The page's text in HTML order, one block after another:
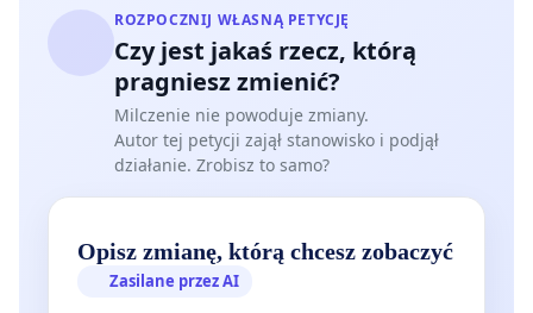
ROZPOCZNIJ WŁASNĄ PETYCJĘ
Czy jest jakaś rzecz, którą
pragniesz zmienić?
Milczenie nie powoduje zmiany.
Autor tej petycji zajął stanowisko i podjął
działanie. Zrobisz to samo?
Opisz zmianę, którą chcesz zobaczyć
Zasilane przez AI